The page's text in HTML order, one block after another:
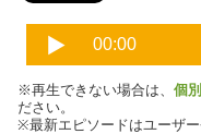
※再生できない場合は、 個
ださい。
※最新エピソードはユーザ